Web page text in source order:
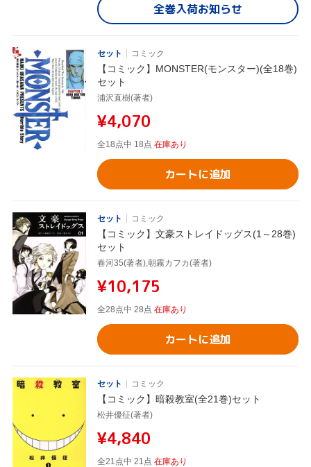
全巻入荷お知らせ
セット コミック
【コミック】MONSTER(モンスター)(全18巻)
セット
浦沢直樹(著者)
¥4,070
全18点中 18点 在庫あり
カートに追加
セット コミック
【コミック】文豪ストレイドッグス(1～28巻)
セット
春河35(著者),朝霧カフカ(著者)
¥10,175
全28点中 28点 在庫あり
カートに追加
セット コミック
【コミック】暗殺教室(全21巻)セット
松井優征(著者)
¥4,840
全21点中 21点 在庫あり